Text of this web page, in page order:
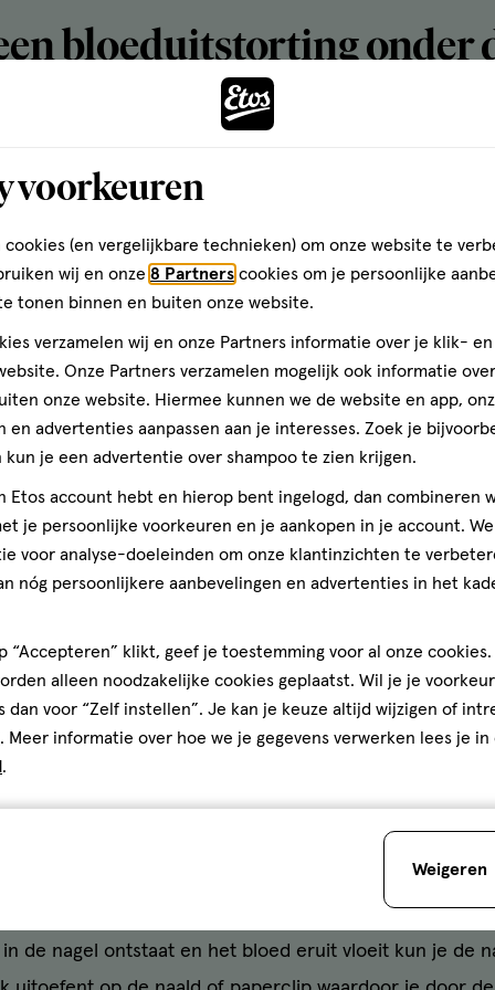
bloeduitstorting onder
nagel ontstaat meestal simpelweg door dikke pech.
nagel slaan of met een vinger tussen de deur komen.
van sporters. Wanneer zij vanuit een snelle
de schoenen naar voren. Dit naar voren schieten kan
teennagel ontstaat. Ook te nauwe schoenen kunnen
onder de nagel
nagel is niet gevaarlijk. Aan kleine bloeduitstortingen
Het kan gebeuren dat de nagel loslaat en er daarna
nieuwe nagel aan. Grote bloeduitstortingen onder
te maken, in het midden van de bloeduitstorting, en
de druk verminderen. Lees verderop hoe je dat het
onder je nagel dus zelf verhelpen. Maak je
Ga dan even langs de huisarts.
doen aan een
nagel kan door de druk van het bloed erg pijnlijk zijn.
in je nagel te maken in het midden van je
voorwerp zoals een naald of verbogen paperclip in
de nagel ontstaat en het bloed eruit vloeit kun je de
voorkeuren
cookies (en vergelijkbare technieken) om onze website te
wij en onze 8 Partners cookies om je persoonlijke
tonen binnen en buiten onze website.
verzamelen wij en onze Partners informatie over je klik-
Onze Partners verzamelen mogelijk ook informatie
onze website. Hiermee kunnen we de website en app,
en advertenties aanpassen aan je interesses. Zoek je
kun je een advertentie over shampoo te zien krijgen.
Etos account hebt en hierop bent ingelogd, dan combineren
je persoonlijke voorkeuren en je aankopen in je account.
voor analyse-doeleinden om onze klantinzichten te
nóg persoonlijkere aanbevelingen en advertenties in het
“Accepteren” klikt, geef je toestemming voor al onze cookies.
alleen noodzakelijke cookies geplaatst. Wil je je
dan voor “Zelf instellen”. Je kan je keuze altijd wijzigen of
. Meer informatie over hoe we je gegevens verwerken lees je in
.
Weigeren